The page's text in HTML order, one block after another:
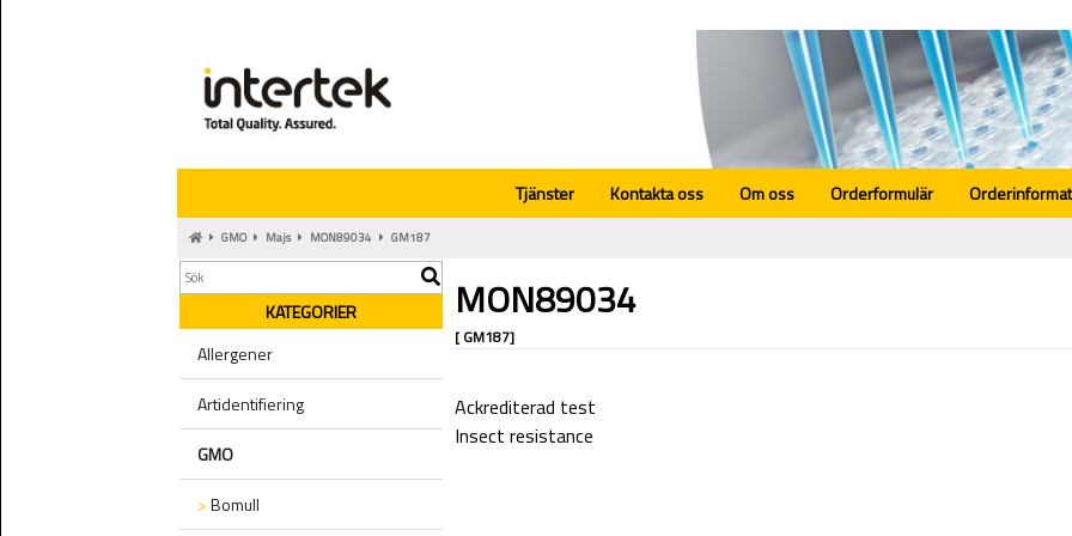
Tjänster Kontakta oss Om oss Orderformulär
GMO Majs MON89034 GM187
KATEGORIER
Allergener
Artidentifiering
GMO
>Bomull
MON89034
[ GM187]
Ackrediterad test
Insect resistance